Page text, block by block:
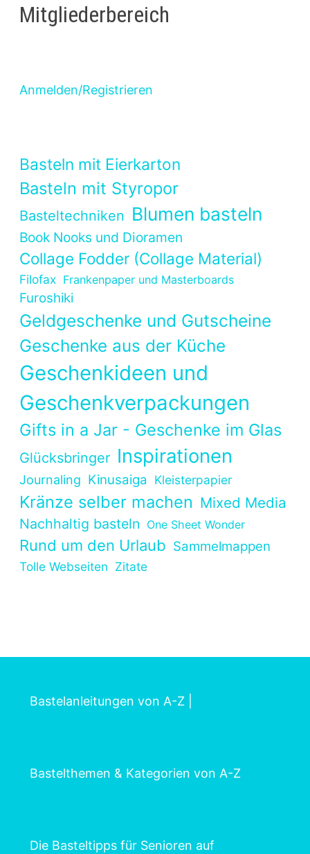
Mitgliederbereich
Anmelden/Registrieren
Basteln mit Eierkarton
Basteln mit Styropor
Basteltechniken Blumen basteln
Book Nooks und Dioramen
Collage Fodder (Collage Material)
Filofax Frankenpaper und Masterboards
Furoshiki
Geldgeschenke und Gutscheine
Geschenke aus der Küche
Geschenkideen und
Geschenkverpackungen
Gifts in a Jar - Geschenke im Glas
Glücksbringer Inspirationen
Journaling Kinusaiga Kleisterpapier
Kränze selber machen Mixed Media
Nachhaltig basteln One Sheet Wonder
Rund um den Urlaub Sammelmappen
Tolle Webseiten Zitate
Bastelanleitungen von A-Z
Bastelthemen & Kategorien von A-Z
Die Basteltipps für Senioren auf